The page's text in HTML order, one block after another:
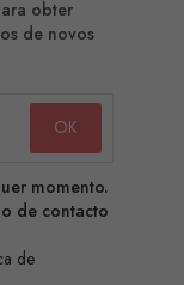
obter
de novos
momento.
de contacto
de